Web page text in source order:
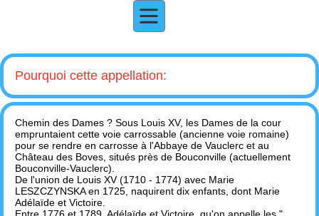
Pourquoi cette appellation:
Chemin des Dames ? Sous Louis XV, les Dames de la cour
empruntaient cette voie carrossable (ancienne voie romaine)
pour se rendre en carrosse à l'Abbaye de Vauclerc et au
Château des Boves, situés près de Bouconville (actuellement
Bouconville-Vauclerc).
De l'union de Louis XV (1710 - 1774) avec Marie
LESZCZYNSKA en 1725, naquirent dix enfants, dont Marie
Adélaïde et Victoire.